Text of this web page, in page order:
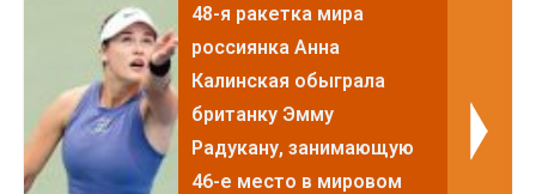
48-я ракетка мира
россиянка Анна
Калинская обыграла
британку Эмму
Радукану, занимающую
46-е место в мировом